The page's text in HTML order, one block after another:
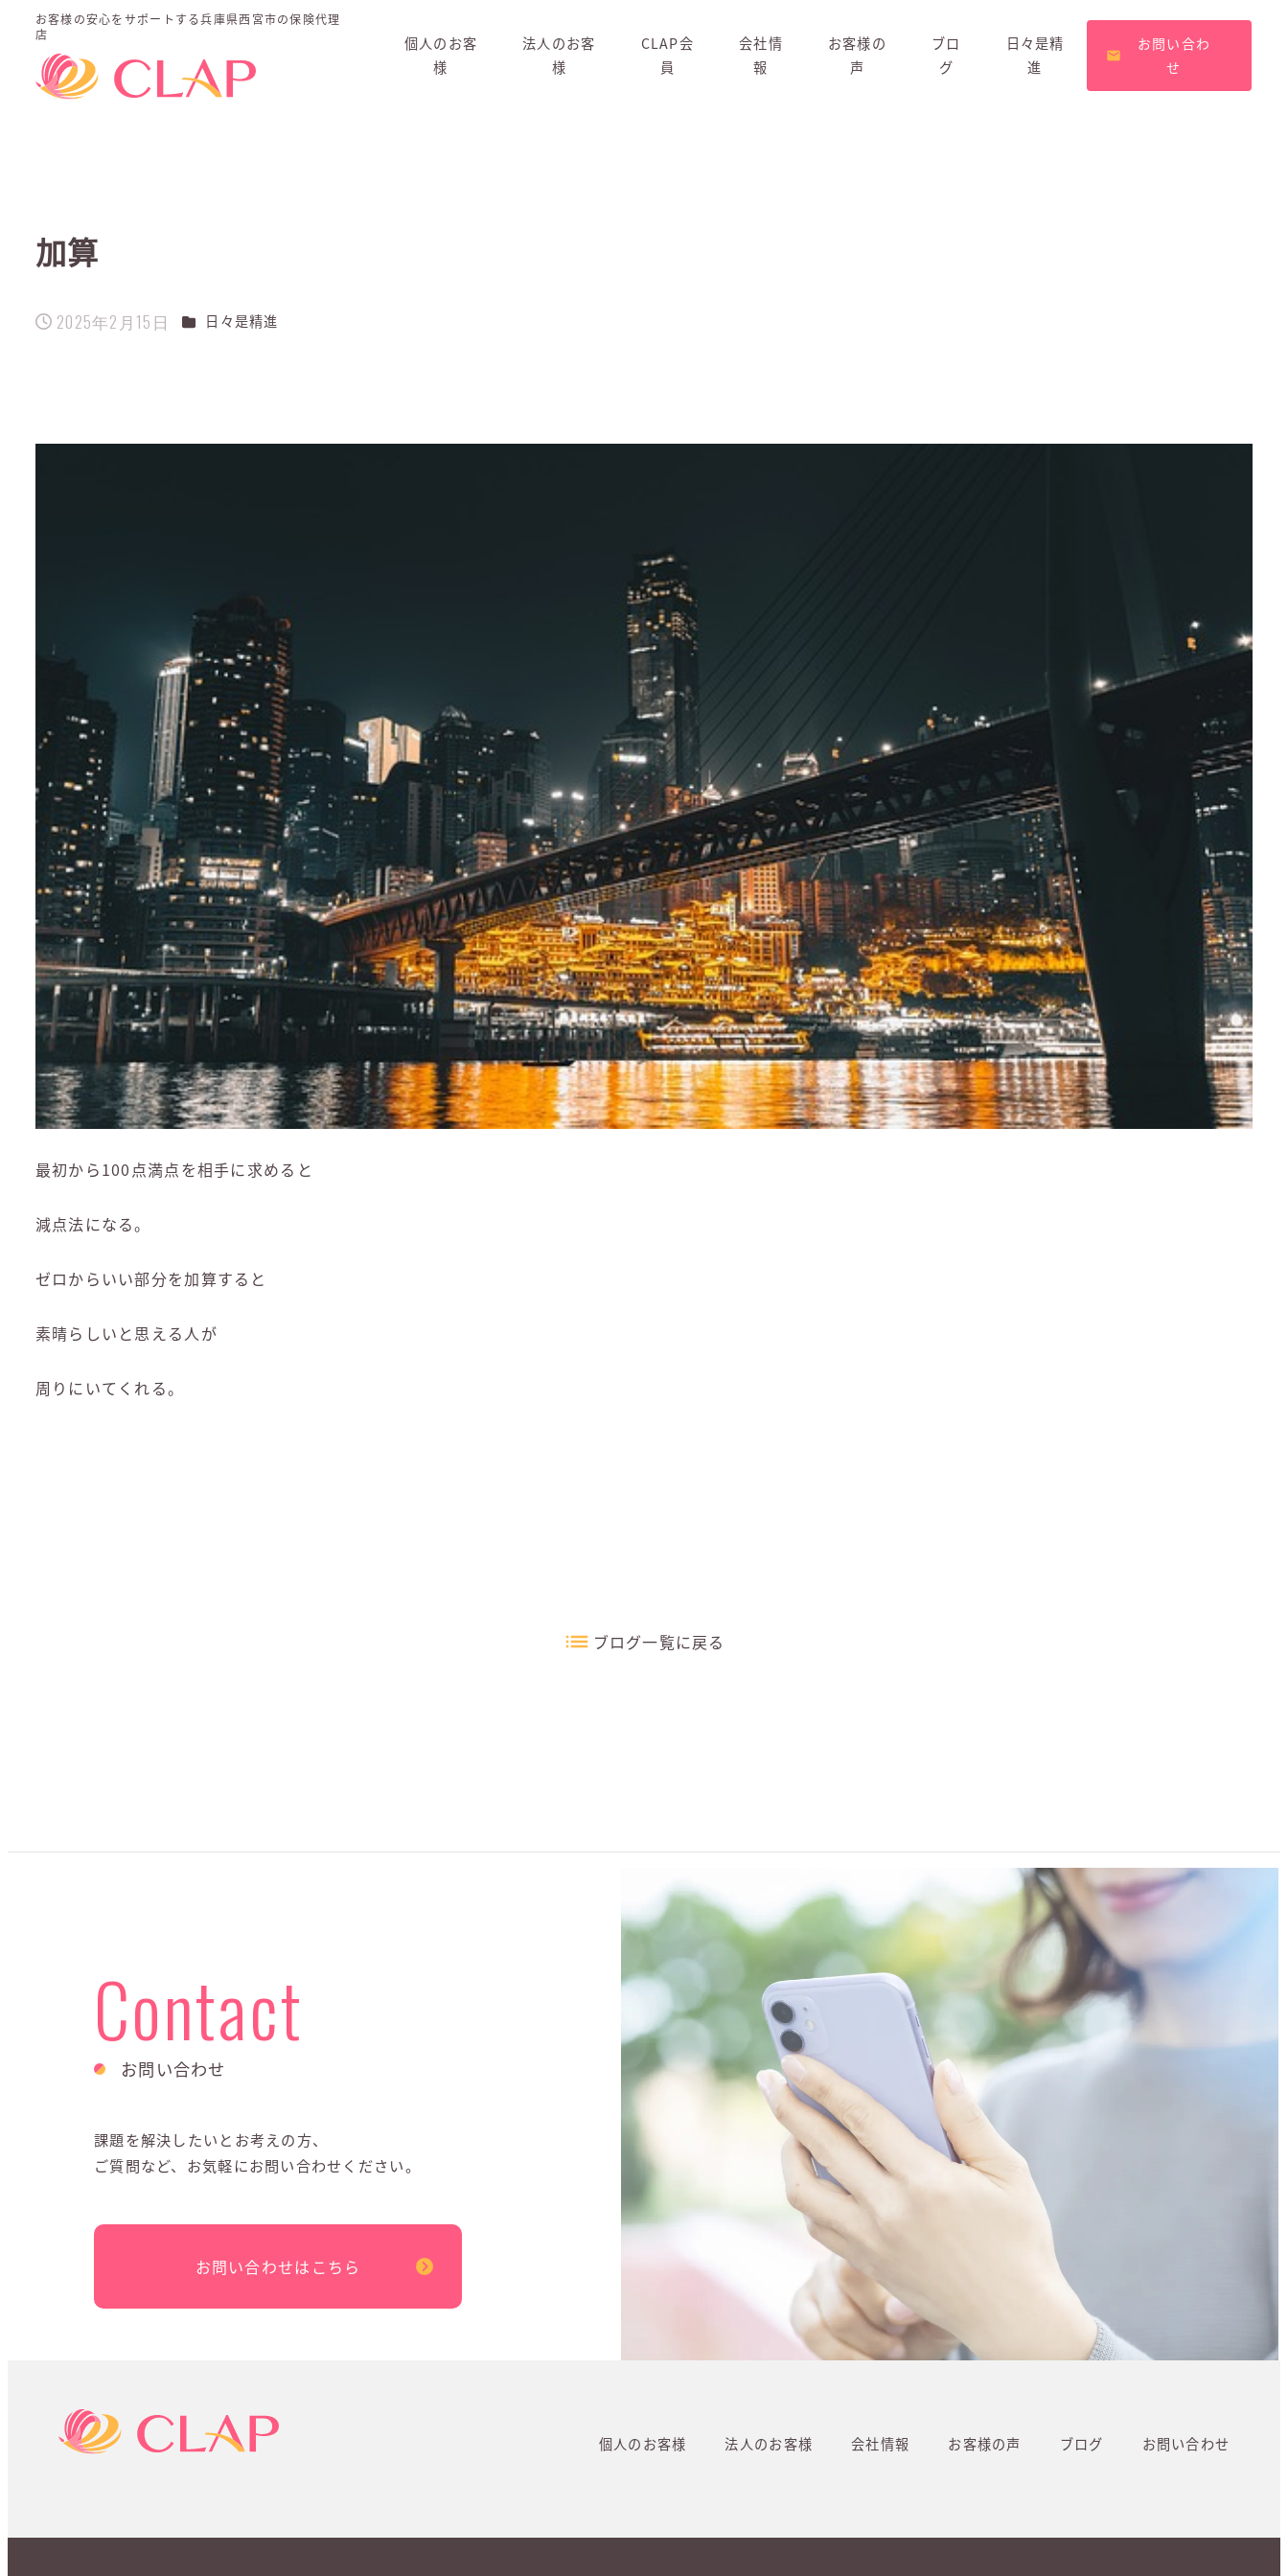
お客様の安心をサポートする兵庫県西宮市の保険代理
店
個人のお客
様
法人のお客
様
CLAP会
員
会社情
報
お客様の
声
ブロ
グ
日々是精
進
お問い合わ
せ
加算
投稿日
2025年2月15日 カテゴリー
日々是精進
最初から100点満点を相手に求めると
減点法になる。
ゼロからいい部分を加算すると
素晴らしいと思える人が
周りにいてくれる。
ブログ一覧に戻る
Contact
お問い合わせ
課題を解決したいとお考えの方、
ご質問など、お気軽にお問い合わせください。
お問い合わせはこちら
個人のお客様 法人のお客様 会社情報 お客様の声 ブログ お問い合わせ